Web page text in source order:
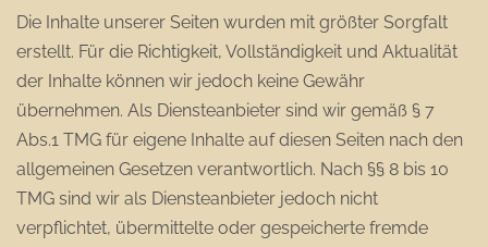
Die Inhalte unserer Seiten wurden mit größter Sorgfalt
erstellt. Für die Richtigkeit, Vollständigkeit und Aktualität
der Inhalte können wir jedoch keine Gewähr
übernehmen. Als Diensteanbieter sind wir gemäß § 7
Abs.1 TMG für eigene Inhalte auf diesen Seiten nach den
allgemeinen Gesetzen verantwortlich. Nach §§ 8 bis 10
TMG sind wir als Diensteanbieter jedoch nicht
verpflichtet, übermittelte oder gespeicherte fremde